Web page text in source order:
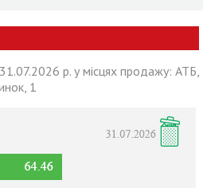
р. у місцях продажу: АТБ,
1